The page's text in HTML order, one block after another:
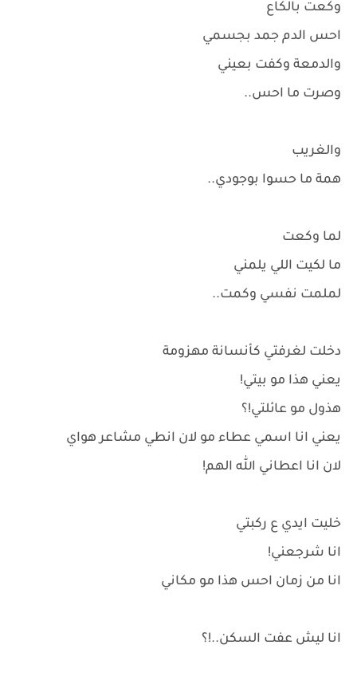
وكعت بالكاع
احس الدم جمد بجسمي
والدمعة وكفت بعيني
وصرت ما احس..
والغريب
همة ما حسوا بوجودي..
لما وكعت
ما لكيت اللي يلمني
لملمت نفسي وكمت..
دخلت لغرفتي كأنسانة مهزومة
يعني هذا مو بيتي!
هذول مو عائلتي!؟
يعني انا اسمي عطاء مو لان انطي مشاعر هواي
لان انا اعطاني الله الهم!
خليت ايدي ع ركبتي
انا شرجعني!
انا من زمان احس هذا مو مكاني
انا ليش عفت السكن..!؟